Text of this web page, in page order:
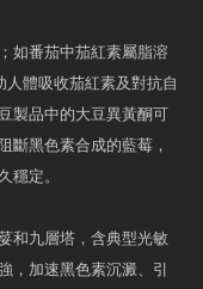
如番茄中茄紅素屬脂溶
體吸收茄紅素及對抗自
製品中的大豆異黃酮可
斷黑色素合成的藍莓，
穩定。
和九層塔，含典型光敏
，加速黑色素沉澱、引